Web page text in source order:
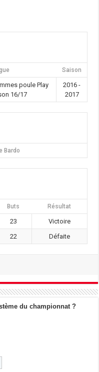
Saison
poule Play
16/17
2016 -
2017
Bardo
Buts Résultat
23
Victoire
22 Défaite
du championnat ?